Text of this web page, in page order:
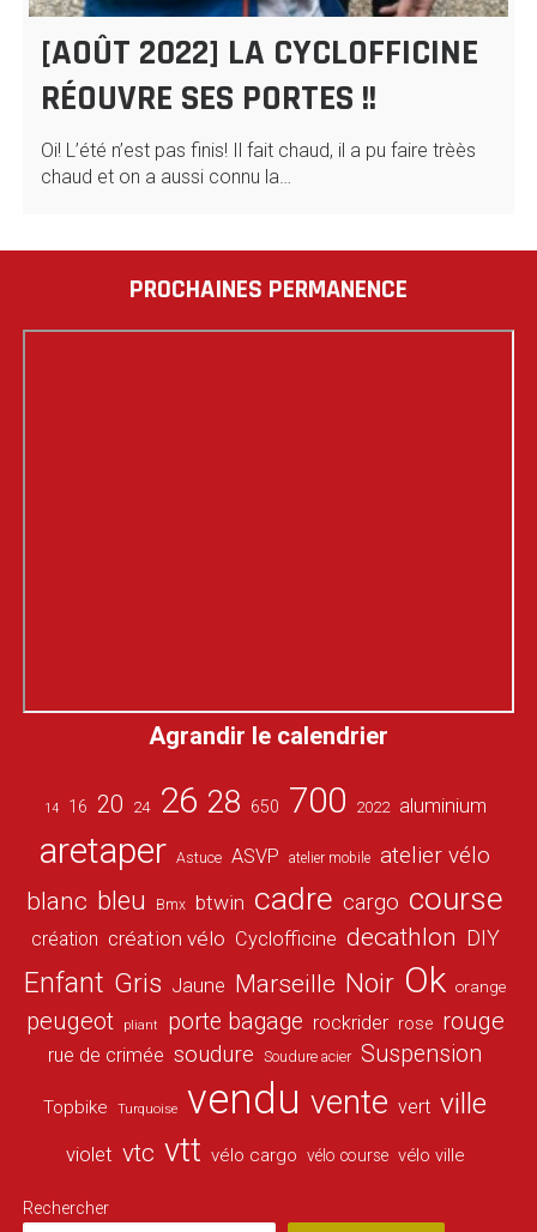
[AOÛT 2022] LA CYCLOFFICINE
RÉOUVRE SES PORTES !!
Oi! L’été n’est pas finis! Il fait chaud, il a pu faire trèès
chaud et on a aussi connu la…
PROCHAINES PERMANENCE
Agrandir le calendrier
14 16 20 24 26 28 650 700 2022 aluminium
aretaper Astuce ASVP atelier mobile atelier vélo
blanc bleu Bmx btwin cadre cargo course
création création vélo Cyclofficine decathlon DIY
Enfant Gris Jaune Marseille Noir Ok orange
peugeot pliant porte bagage rockrider rose rouge
rue de crimée soudure Soudure acier Suspension
Topbike Turquoise vendu vente vert ville
violet vtc vtt vélo cargo vélo course vélo ville
Rechercher